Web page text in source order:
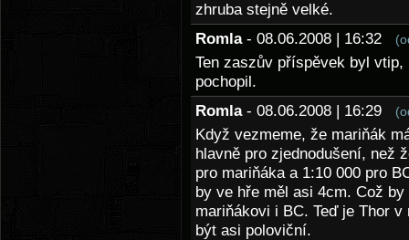
zhruba stejně velké.
Romla - 08.06.2008 | 16:32
Ten zaszův příspěvek byl
pochopil.
Romla - 08.06.2008 | 16:29
Když vezmeme, že mariňák
hlavně pro zjednodušení, než
pro mariňáka a 1:10 000 pro
by ve hře měl asi 4cm. Což
mariňákovi i BC. Teď je Thor
být asi poloviční.